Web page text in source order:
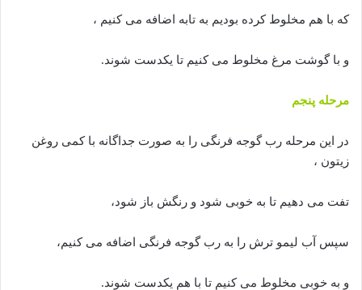
که با هم مخلوط کرده بودیم به تابه اضافه می کنیم ،
و با گوشت مرغ مخلوط می کنیم تا یکدست شوند.
مرحله پنجم
در این مرحله رب گوجه فرنگی را به صورت جداگانه با کمی روغن
زیتون ،
تفت می دهیم تا به خوبی شود و رنگش باز شود،
سپس آب لیمو ترش را به رب گوجه فرنگی اضافه می کنیم،
و به خوبی مخلوط می کنیم تا با هم یکدست شوند.